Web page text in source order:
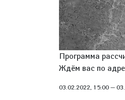
Программа
Ждём вас по
03.02.2022, 15:00 —